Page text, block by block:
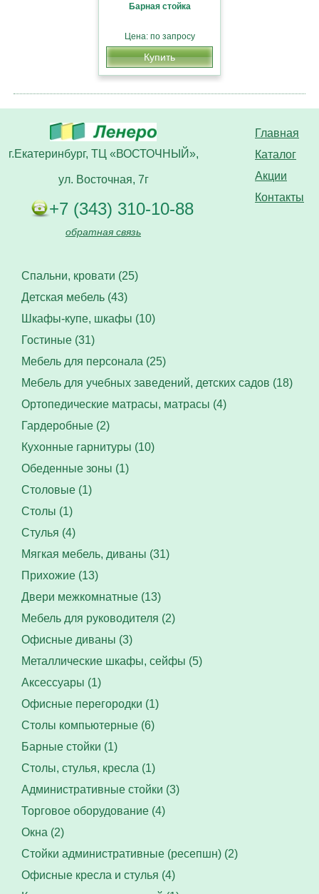
Барная стойка
Цена: по запросу
Купить
Главная
Каталог
Акции
Контакты
г.Екатеринбург, ТЦ «ВОСТОЧНЫЙ»,
ул. Восточная, 7г
+7 (343) 310-10-88
обратная связь
Спальни, кровати (25)
Детская мебель (43)
Шкафы-купе, шкафы (10)
Гостиные (31)
Мебель для персонала (25)
Мебель для учебных заведений, детских садов (18)
Ортопедические матрасы, матрасы (4)
Гардеробные (2)
Кухонные гарнитуры (10)
Обеденные зоны (1)
Столовые (1)
Столы (1)
Стулья (4)
Мягкая мебель, диваны (31)
Прихожие (13)
Двери межкомнатные (13)
Мебель для руководителя (2)
Офисные диваны (3)
Металлические шкафы, сейфы (5)
Аксессуары (1)
Офисные перегородки (1)
Столы компьютерные (6)
Барные стойки (1)
Столы, стулья, кресла (1)
Административные стойки (3)
Торговое оборудование (4)
Окна (2)
Стойки административные (ресепшн) (2)
Офисные кресла и стулья (4)